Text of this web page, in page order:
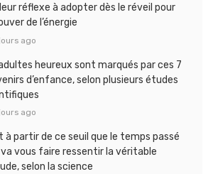
réflexe à adopter dès le réveil pour
de l’énergie
ago
heureux sont marqués par ces 7
d’enfance, selon plusieurs études
ago
à partir de ce seuil que le temps passé
vous faire ressentir la véritable
selon la science